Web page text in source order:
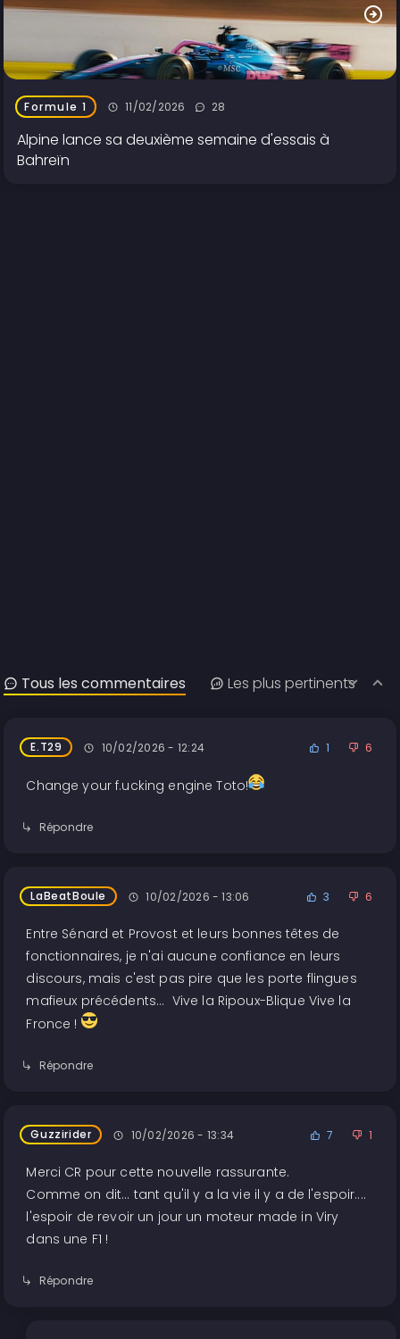
Formule 1 11/02/2026 28
Alpine lance sa deuxième semaine d'essais à
Bahreïn
Tous les commentaires Les plus pertinents
E.T29 10/02/2026 - 12:24 1 6
Change your f.ucking engine Toto!
Répondre
LaBeatBoule 10/02/2026 - 13:06 3 6
Entre Sénard et Provost et leurs bonnes têtes de
fonctionnaires, je n'ai aucune confiance en leurs
discours, mais c'est pas pire que les porte flingues
mafieux précédents... Vive la Ripoux-Blique Vive la
Fronce !
Répondre
Guzzirider 10/02/2026 - 13:34 7 1
Merci CR pour cette nouvelle rassurante.
Comme on dit... tant qu'il y a la vie il y a de l'espoir....
l'espoir de revoir un jour un moteur made in Viry
dans une F1 !
Répondre